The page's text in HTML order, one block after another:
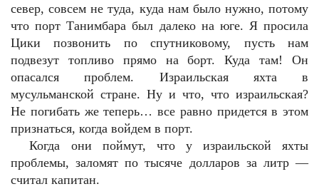
север, совсем не туда, куда нам было нужно, потому
что порт Танимбара был далеко на юге. Я просила
Цики позвонить по спутниковому, пусть нам
подвезут топливо прямо на борт. Куда там! Он
опасался проблем. Израильская яхта в
мусульманской стране. Ну и что, что израильская?
Не погибать же теперь… все равно придется в этом
признаться, когда войдем в порт.
Когда они поймут, что у израильской яхты
проблемы, заломят по тысяче долларов за литр —
считал капитан.